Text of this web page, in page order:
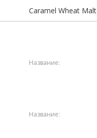
Caramel Wheat Malt
Название:
Название: